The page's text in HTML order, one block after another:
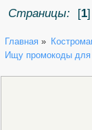
Страницы:
[1
Главная »
Ищу промокоды для